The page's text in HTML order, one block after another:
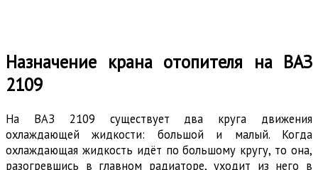
Назначение крана отопителя на ВАЗ
2109
На ВАЗ 2109 существует два круга движения
охлаждающей жидкости: большой и малый. Когда
охлаждающая жидкость идёт по большому кругу, то она,
разогревшись в главном радиаторе, уходит из него в